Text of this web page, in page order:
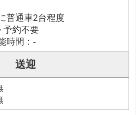
普通車2台程度
予約不要
時間：‐
送迎